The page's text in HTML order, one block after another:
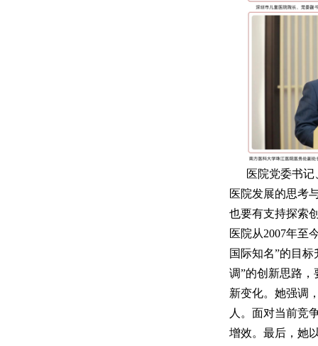
医院党委书
医院发展的思考
也要有支持探索
医院从2007年至
国际知名”的目
调”的创新思路
新变化。她强调
人。面对当前竞
增效。最后，她